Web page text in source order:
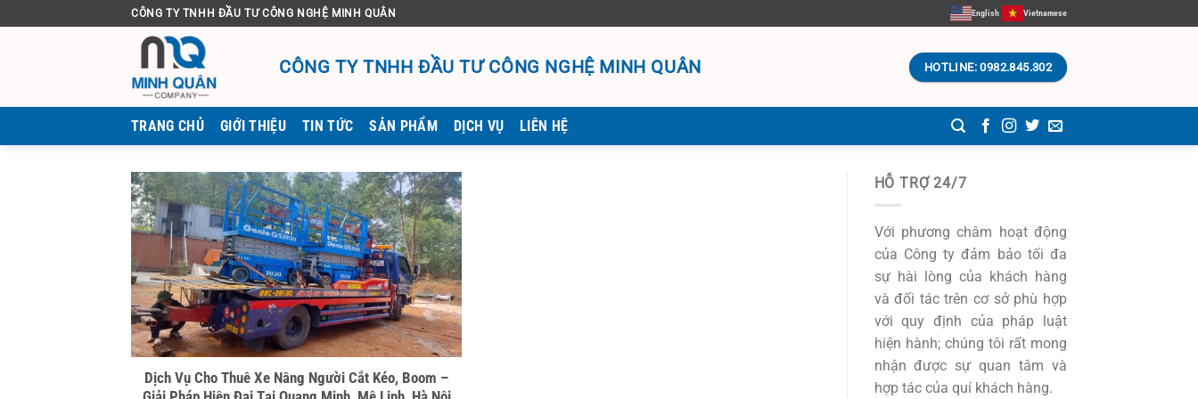
qua
CÔNG TY TNHH ĐẦU TƯ CÔNG NGHỆ MINH QUÂN English Vietnamese
CÔNG TY TNHH ĐẦU TƯ CÔNG NGHỆ MINH QUÂN HOTLINE: 0982.845.302
TRANG CHỦ GIỚI THIỆU TIN TỨC SẢN PHẨM DỊCH VỤ LIÊN HỆ
Dịch Vụ Cho Thuê Xe Nâng Người Cắt Kéo, Boom –
HỖ TRỢ 24/7
Với phương châm hoạt động
của Công ty đảm bảo tối đa
sự hài lòng của khách hàng
và đối tác trên cơ sở phù hợp
với quy định của pháp luật
hiện hành; chúng tôi rất mong
nhận được sự quan tâm và
hợp tác của quí khách hàng.